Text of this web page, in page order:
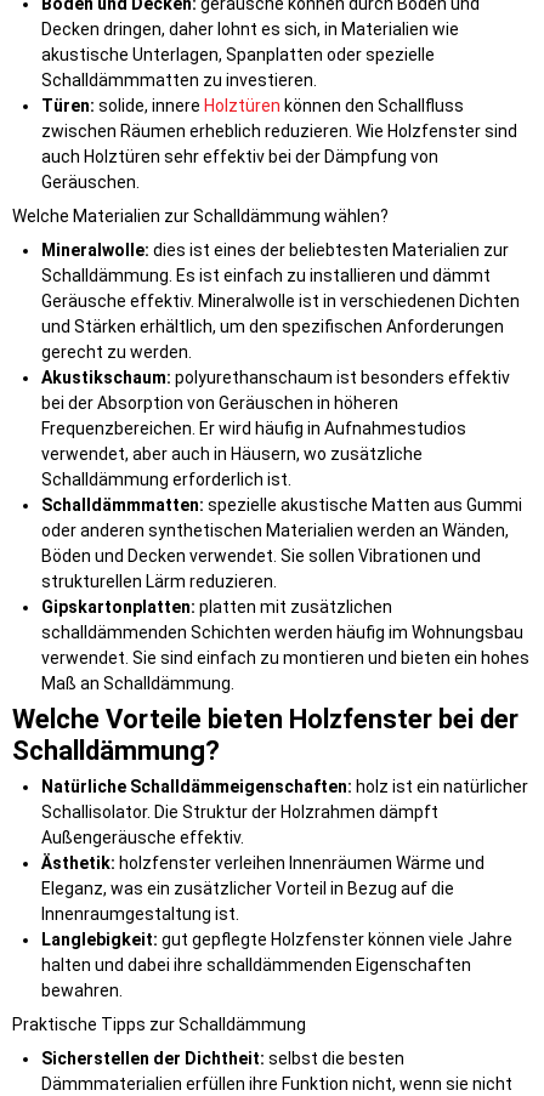
Böden und Decken: geräusche können durch Böden und
Decken dringen, daher lohnt es sich, in Materialien wie
akustische Unterlagen, Spanplatten oder spezielle
Schalldämmmatten zu investieren.
Türen: solide, innere Holztüren können den Schallfluss
zwischen Räumen erheblich reduzieren. Wie Holzfenster sind
auch Holztüren sehr effektiv bei der Dämpfung von
Geräuschen.
Welche Materialien zur Schalldämmung wählen?
Mineralwolle: dies ist eines der beliebtesten Materialien zur
Schalldämmung. Es ist einfach zu installieren und dämmt
Geräusche effektiv. Mineralwolle ist in verschiedenen Dichten
und Stärken erhältlich, um den spezifischen Anforderungen
gerecht zu werden.
Akustikschaum: polyurethanschaum ist besonders effektiv
bei der Absorption von Geräuschen in höheren
Frequenzbereichen. Er wird häufig in Aufnahmestudios
verwendet, aber auch in Häusern, wo zusätzliche
Schalldämmung erforderlich ist.
Schalldämmmatten: spezielle akustische Matten aus Gummi
oder anderen synthetischen Materialien werden an Wänden,
Böden und Decken verwendet. Sie sollen Vibrationen und
strukturellen Lärm reduzieren.
Gipskartonplatten: platten mit zusätzlichen
schalldämmenden Schichten werden häufig im Wohnungsbau
verwendet. Sie sind einfach zu montieren und bieten ein hohes
Maß an Schalldämmung.
Welche Vorteile bieten Holzfenster bei der
Schalldämmung?
Natürliche Schalldämmeigenschaften: holz ist ein natürlicher
Schallisolator. Die Struktur der Holzrahmen dämpft
Außengeräusche effektiv.
Ästhetik: holzfenster verleihen Innenräumen Wärme und
Eleganz, was ein zusätzlicher Vorteil in Bezug auf die
Innenraumgestaltung ist.
Langlebigkeit: gut gepflegte Holzfenster können viele Jahre
halten und dabei ihre schalldämmenden Eigenschaften
bewahren.
Praktische Tipps zur Schalldämmung
Sicherstellen der Dichtheit: selbst die besten
Dämmmaterialien erfüllen ihre Funktion nicht, wenn sie nicht